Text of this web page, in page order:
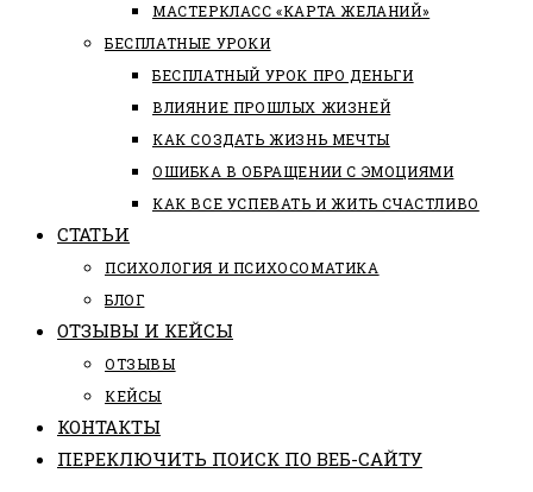
МАСТЕРКЛАСС «КАРТА ЖЕЛАНИЙ»
БЕСПЛАТНЫЕ УРОКИ
БЕСПЛАТНЫЙ УРОК ПРО ДЕНЬГИ
ВЛИЯНИЕ ПРОШЛЫХ ЖИЗНЕЙ
КАК СОЗДАТЬ ЖИЗНЬ МЕЧТЫ
ОШИБКА В ОБРАЩЕНИИ С ЭМОЦИЯМИ
КАК ВСЕ УСПЕВАТЬ И ЖИТЬ СЧАСТЛИВО
СТАТЬИ
ПCИХОЛОГИЯ И ПСИХОСОМАТИКА
БЛОГ
ОТЗЫВЫ И КЕЙСЫ
ОТЗЫВЫ
КЕЙСЫ
КОНТАКТЫ
ПЕРЕКЛЮЧИТЬ ПОИСК ПО ВЕБ-САЙТУ